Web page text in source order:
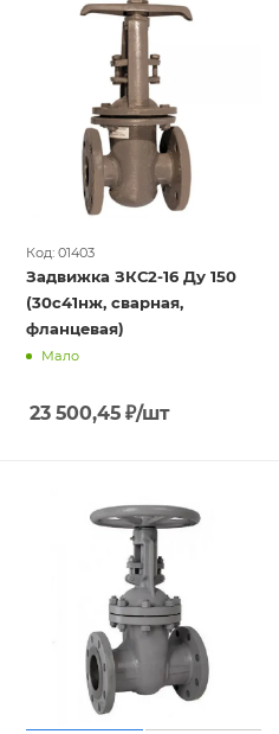
Код: 01403
Задвижка ЗКС2-16 Ду 150
(30с41нж, сварная,
фланцевая)
Мало
23 500,45 ₽/шт